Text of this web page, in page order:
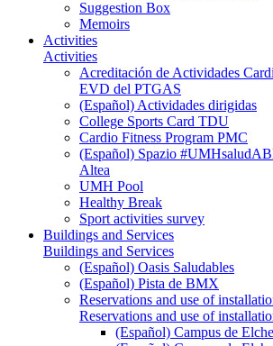
Suggestion Box
Memoirs
Activities
Activities
Acreditación de Actividades
EVD del PTGAS
(Español) Actividades dirigidas
College Sports Card TDU
Cardio Fitness Program PMC
(Español) Spazio
Altea
UMH Pool
Healthy Break
Sport activities survey
Buildings and Services
Buildings and Services
(Español) Oasis Saludables
(Español) Pista de BMX
Reservations and use of
Reservations and use of
(Español) Campus de Elche